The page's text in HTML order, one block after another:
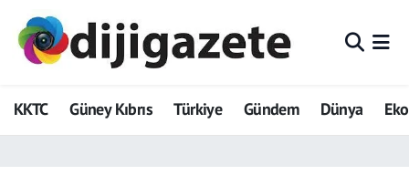
KKTC Güney Kıbrıs Türkiye Gündem Dünya
ADVERTORIAL
Dijigazete
Hava Durumu
Trafik Durumu